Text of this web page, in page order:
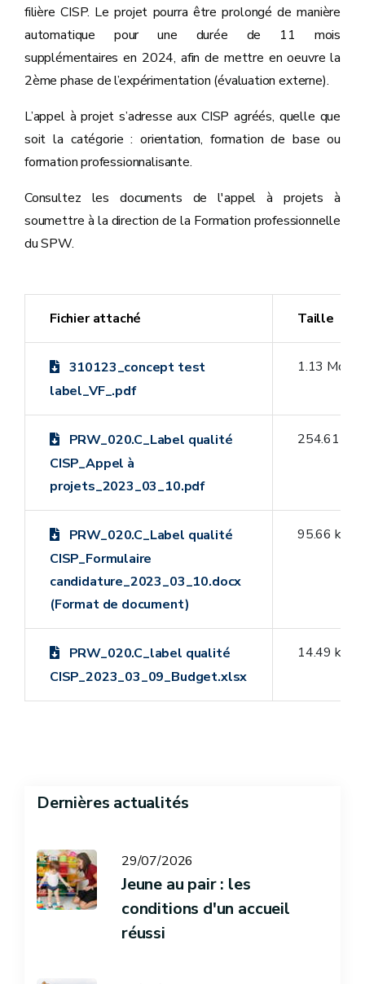
filière CISP. Le projet pourra être prolongé de manière
automatique pour une durée de 11 mois
supplémentaires en 2024, afin de mettre en oeuvre la
2ème phase de l’expérimentation (évaluation externe).
L’appel à projet s’adresse aux CISP agréés, quelle que
soit la catégorie : orientation, formation de base ou
formation professionnalisante.
Consultez les documents de l'appel à projets à
soumettre à la direction de la Formation professionnelle
du SPW.
Fichier attaché Taille
310123_concept test
label_VF_.pdf
1.13 Mo
PRW_020.C_Label qualité
CISP_Appel à
projets_2023_03_10.pdf
254.61 ko
PRW_020.C_Label qualité
CISP_Formulaire
candidature_2023_03_10.docx
(Format de document)
95.66 ko
PRW_020.C_label qualité
CISP_2023_03_09_Budget.xlsx
14.49 ko
Dernières actualités
29/07/2026
Jeune au pair : les
conditions d'un accueil
réussi